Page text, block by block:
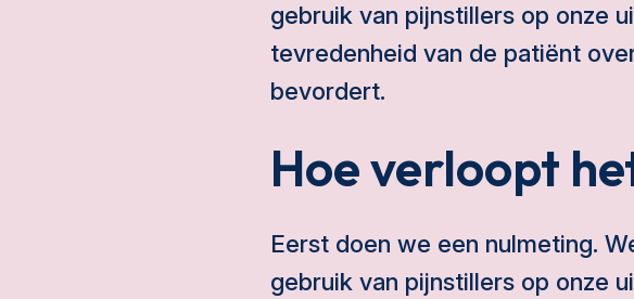
gebruik van pijnstillers op onze
tevredenheid van de patiënt
bevordert.
Hoe verloopt
Eerst doen we een nulmeting.
gebruik van pijnstillers op onze